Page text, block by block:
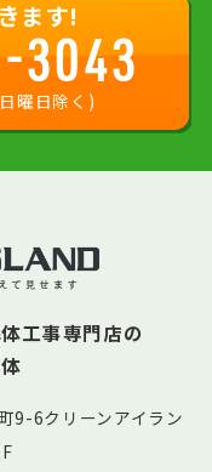
ます!
3043
曜日除く)
工事専門店の
9-6クリーンアイラン